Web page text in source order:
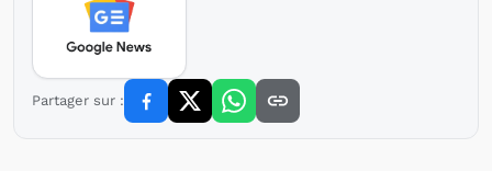
Partager sur :